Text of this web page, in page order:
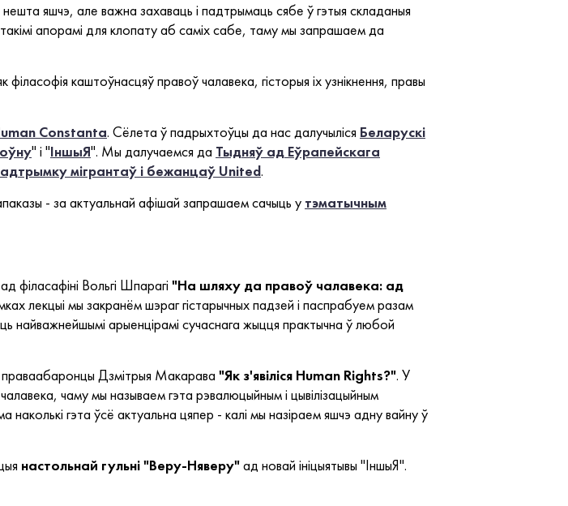
яшчэ, але важна захаваць і падтрымаць сябе ў гэтыя складаныя
апорамі для клопату аб саміх сабе, таму мы запрашаем да
каштоўнасцяў правоў чалавека, гісторыя іх узнікнення, правы
Constanta. Сёлета ў падрыхтоўцы да нас далучыліся Беларускі
" і "ІншыЯ". Мы далучаемся да Тыдняў ад Еўрапейскага
мігрантаў і бежанцаў United.
- за актуальнай афішай запрашаем сачыць у тэматычным
філасафіні Вольгі Шпарагі "На шляху да правоў чалавека: ад
лекцыі мы закранём шэраг гістарычных падзей і паспрабуем разам
найважнейшымі арыенцірамі сучаснага жыцця практычна ў любой
Дзмітрыя Макарава "Як з'явіліся Human Rights?". У
чаму мы называем гэта рэвалюцыйным і цывілізацыйным
гэта ўсё актуальна цяпер - калі мы назіраем яшчэ адну вайну ў
настольнай гульні "Веру-Няверу"ад новай ініцыятывы "ІншыЯ".